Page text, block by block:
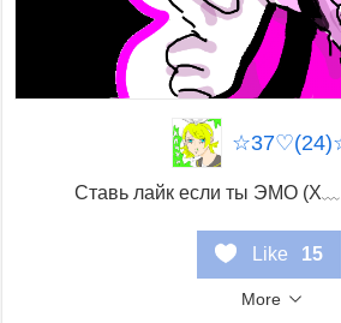
Ставь лайк если ты ЭМО
Like 15
More